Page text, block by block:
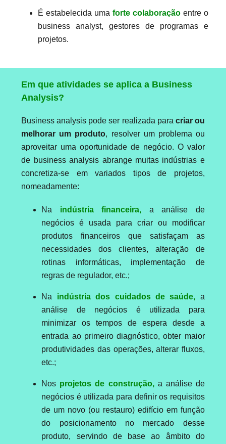
É estabelecida uma forte colaboração entre o
business analyst, gestores de programas e
projetos.
Em que atividades se aplica a Business
Analysis?
Business analysis pode ser realizada para criar ou
melhorar um produto, resolver um problema ou
aproveitar uma oportunidade de negócio. O valor
de business analysis abrange muitas indústrias e
concretiza-se em variados tipos de projetos,
nomeadamente:
Na indústria financeira,
a análise de
negócios é usada para criar ou modificar
produtos financeiros que satisfaçam as
necessidades dos clientes, alteração de
rotinas informáticas, implementação de
regras de regulador, etc.;
Na indústria dos cuidados de saúde, a
análise de negócios é utilizada para
minimizar os tempos de espera desde a
entrada ao primeiro diagnóstico, obter maior
produtividades das operações, alterar fluxos,
etc.;
Nos projetos de construção, a análise de
negócios é utilizada para definir os requisitos
de um novo (ou restauro) edifício em função
do posicionamento no mercado desse
produto, servindo de base ao âmbito do